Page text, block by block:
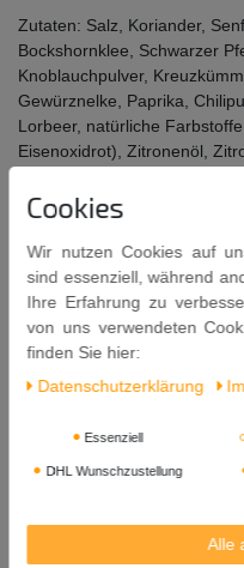
Zutaten: Salz, Koriander,
Bockshornklee, Schwarzer
Knoblauchpulver,
Gewürznelke, Paprika,
Lorbeer, natürliche
Eisenoxidrot), Zitronenöl,
Allergene: Enthält Senf und
Inhalt: 400g
Mindestens Haltbar bis: 30.
USAGE / VERWENDUNG:
Nicht ungekocht konsumieren.
STORAGE / LAGERUNG:
To retain freshness and flavour
Cookies
Wir nutzen Cookies auf
sind essenziell, während
Ihre Erfahrung zu
von uns verwendeten
finden Sie hier:
Daten­schutz­erklärung
Essenziell
DHL Wunschzustellung
Alle